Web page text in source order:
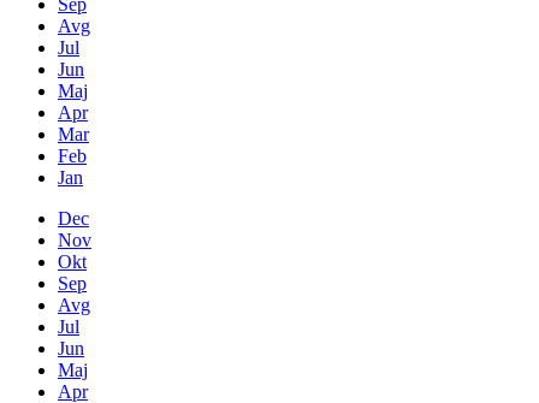
Avg
Jul
Jun
Maj
Apr
Mar
Feb
Jan
Dec
Nov
Okt
Sep
Avg
Jul
Jun
Maj
Apr